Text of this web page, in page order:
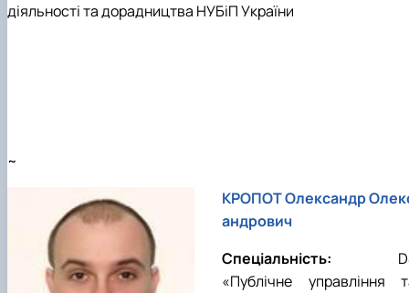
діяльності та дорадництва НУБіП України
~
КРОПОТ Олександр
андрович
Спеціальність: D
«Публічне управління